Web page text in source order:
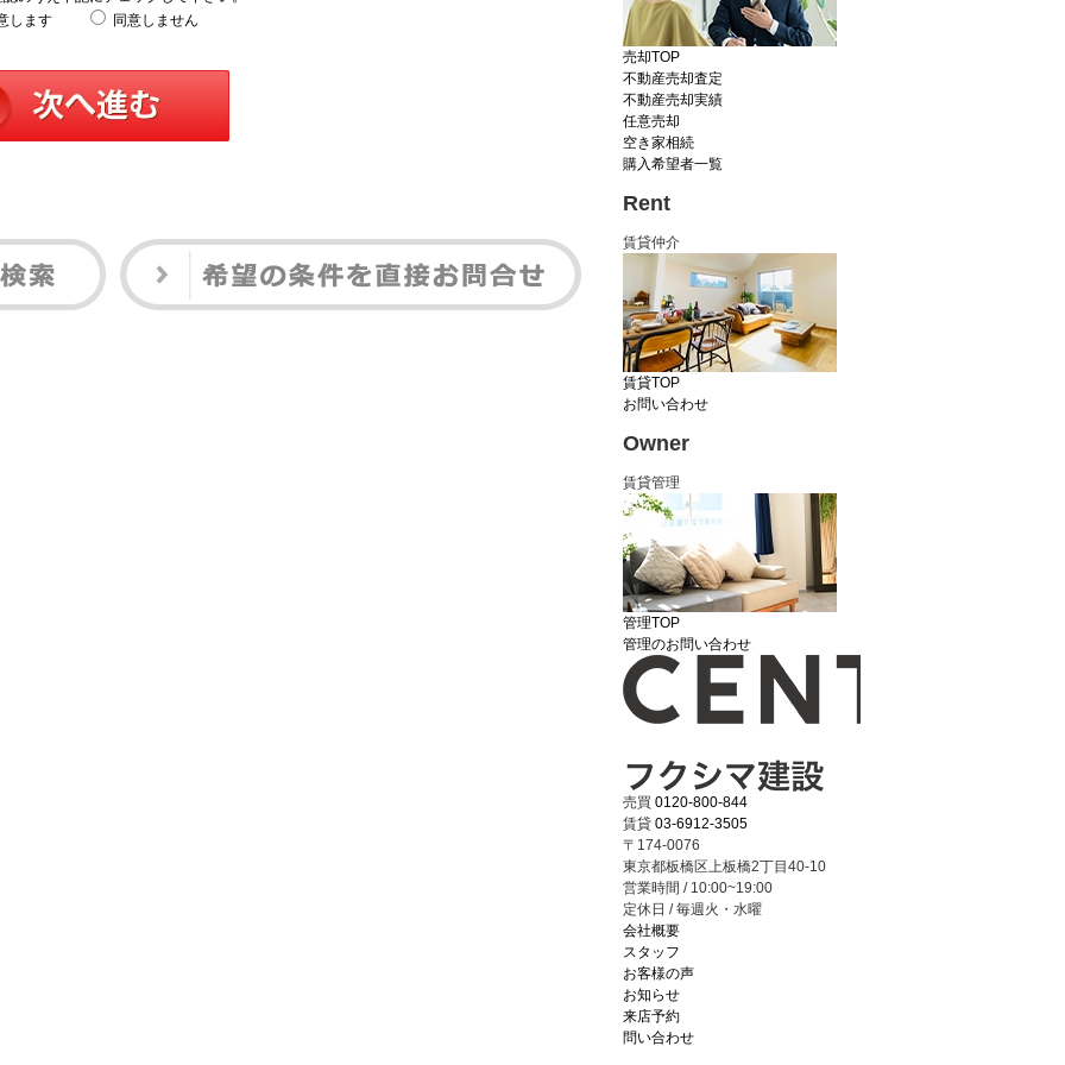
します
同意しません
売却TOP
不動産売却査定
不動産売却実績
任意売却
空き家相続
購入希望者一覧
Rent
賃貸仲介
賃貸TOP
お問い合わせ
Owner
賃貸管理
管理TOP
管理のお問い合わせ
売買 0120-800-844
賃貸 03-6912-3505
〒174-0076
東京都板橋区上板橋2丁目40-10
営業時間 / 10:00~19:00
定休日 / 毎週火・水曜
会社概要
スタッフ
お客様の声
お知らせ
来店予約
問い合わせ